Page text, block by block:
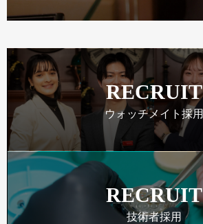
RECRUIT
ウォッチメイト採用
RECRUIT
技術者採用